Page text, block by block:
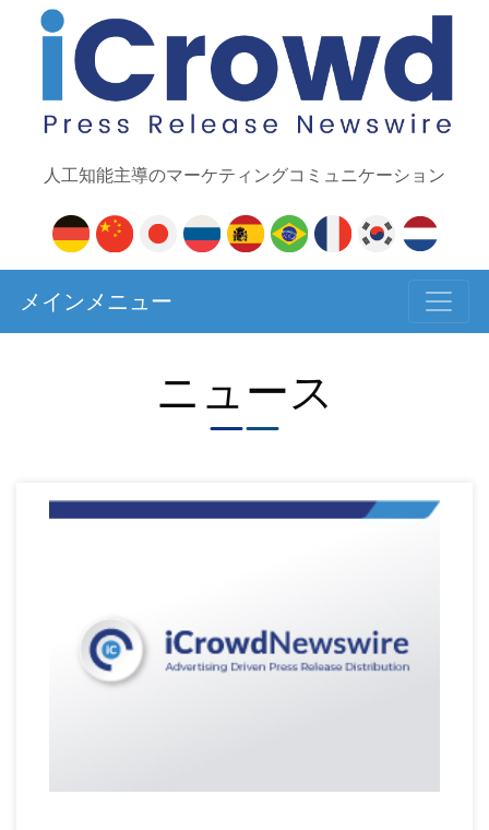
人工知能主導のマーケティングコミュニケーション
メインメニュー
ニュース